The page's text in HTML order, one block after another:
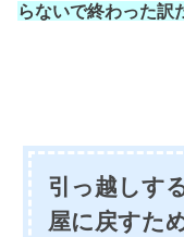
らないで終わった訳
引っ越しす
屋に戻すた